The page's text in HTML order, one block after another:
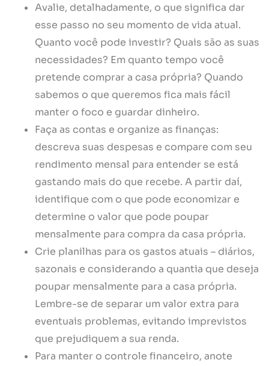
Avalie, detalhadamente, o que significa dar
esse passo no seu momento de vida atual.
Quanto você pode investir? Quais são as suas
necessidades? Em quanto tempo você
pretende comprar a casa própria? Quando
sabemos o que queremos fica mais fácil
manter o foco e guardar dinheiro.
Faça as contas e organize as finanças:
descreva suas despesas e compare com seu
rendimento mensal para entender se está
gastando mais do que recebe. A partir daí,
identifique com o que pode economizar e
determine o valor que pode poupar
mensalmente para compra da casa própria.
Crie planilhas para os gastos atuais – diários,
sazonais e considerando a quantia que deseja
poupar mensalmente para a casa própria.
Lembre-se de separar um valor extra para
eventuais problemas, evitando imprevistos
que prejudiquem a sua renda.
Para manter o controle financeiro, anote